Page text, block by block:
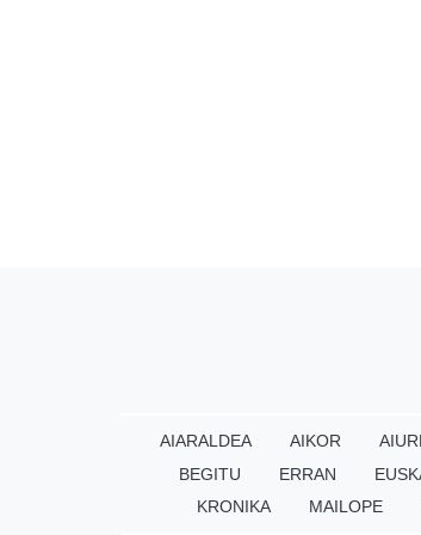
AIARALDEA AIKOR
BEGITU
ERRAN
KRONIKA
MAILOPE